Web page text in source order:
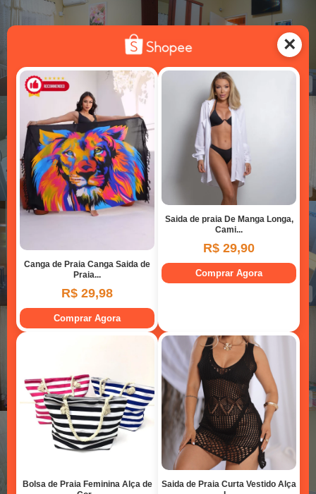
Suíte 01
Suíte 01
Suíte 03 Suíte 03